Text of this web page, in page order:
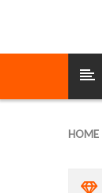
HOME